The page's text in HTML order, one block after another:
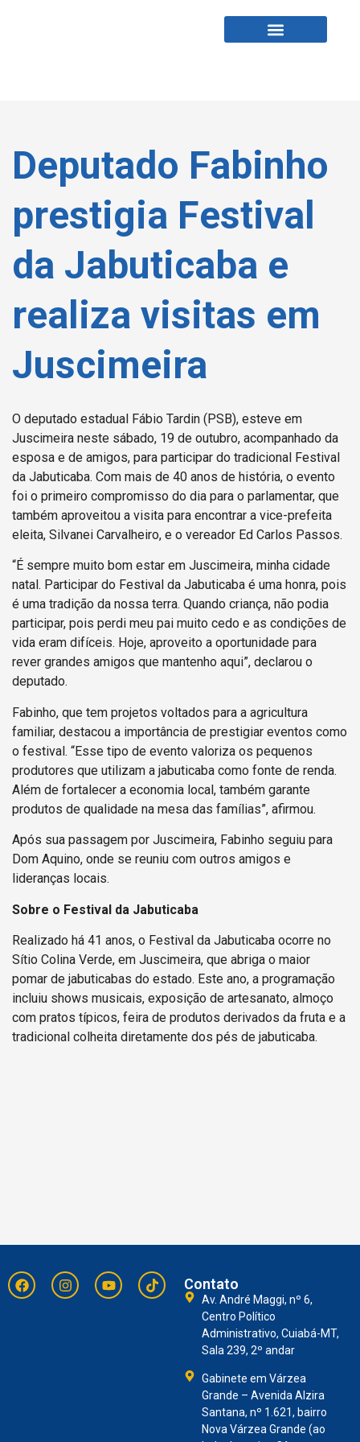
Deputado Fabinho
prestigia Festival
da Jabuticaba e
realiza visitas em
Juscimeira
O deputado estadual Fábio Tardin (PSB), esteve em
Juscimeira neste sábado, 19 de outubro, acompanhado da
esposa e de amigos, para participar do tradicional Festival
da Jabuticaba. Com mais de 40 anos de história, o evento
foi o primeiro compromisso do dia para o parlamentar, que
também aproveitou a visita para encontrar a vice-prefeita
eleita, Silvanei Carvalheiro, e o vereador Ed Carlos Passos.
“É sempre muito bom estar em Juscimeira, minha cidade
natal. Participar do Festival da Jabuticaba é uma honra, pois
é uma tradição da nossa terra. Quando criança, não podia
participar, pois perdi meu pai muito cedo e as condições de
vida eram difíceis. Hoje, aproveito a oportunidade para
rever grandes amigos que mantenho aqui”, declarou o
deputado.
Fabinho, que tem projetos voltados para a agricultura
familiar, destacou a importância de prestigiar eventos como
o festival. “Esse tipo de evento valoriza os pequenos
produtores que utilizam a jabuticaba como fonte de renda.
Além de fortalecer a economia local, também garante
produtos de qualidade na mesa das famílias”, afirmou.
Após sua passagem por Juscimeira, Fabinho seguiu para
Dom Aquino, onde se reuniu com outros amigos e
lideranças locais.
Sobre o Festival da Jabuticaba
Realizado há 41 anos, o Festival da Jabuticaba ocorre no
Sítio Colina Verde, em Juscimeira, que abriga o maior
pomar de jabuticabas do estado. Este ano, a programação
incluiu shows musicais, exposição de artesanato, almoço
com pratos típicos, feira de produtos derivados da fruta e a
tradicional colheita diretamente dos pés de jabuticaba.
Contato
Av. André Maggi, nº 6,
Centro Político
Administrativo, Cuiabá-MT,
Sala 239, 2º andar
Gabinete em Várzea
Grande – Avenida Alzira
Santana, nº 1.621, bairro
Nova Várzea Grande (ao